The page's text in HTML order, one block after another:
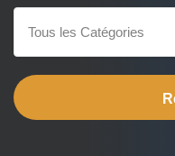
Tous les Catégories